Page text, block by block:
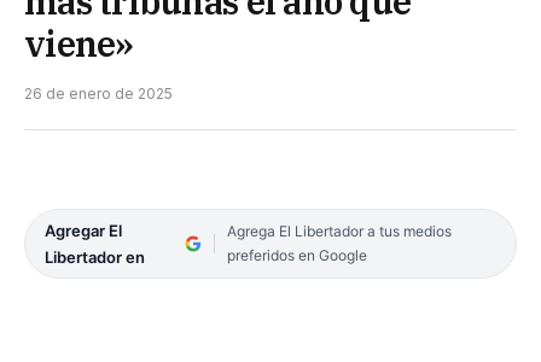
viene»
26 de enero de 2025
Agregar El
Libertador en
Agrega El Libertador a tus medios
preferidos en Google